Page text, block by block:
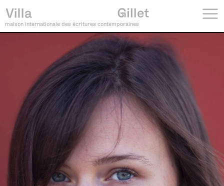
maison internationale des écritures contemporaines